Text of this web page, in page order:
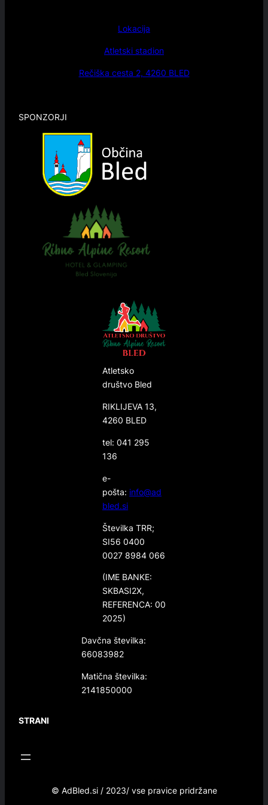
Lokacija
Atletski stadion
Rečiška cesta 2, 4260 BLED
SPONZORJI
Atletsko
društvo Bled
RIKLIJEVA 13,
4260 BLED
tel: 041 295
136
e-
pošta: info@ad
bled.si
Številka TRR;
SI56 0400
0027 8984 066
(IME BANKE:
SKBASI2X,
REFERENCA: 00
2025)
Davčna številka:
66083982
Matična številka:
2141850000
STRANI
© AdBled.si / 2023/ vse pravice pridržane